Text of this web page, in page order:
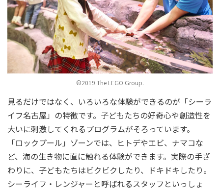
©2019 The LEGO Group.
見るだけではなく、いろいろな体験ができるのが「シーラ
イフ名古屋」の特徴です。子どもたちの好奇心や創造性を
大いに刺激してくれるプログラムがそろっています。
「ロックプール」ゾーンでは、ヒトデやエビ、ナマコな
ど、海の生き物に直に触れる体験ができます。実際の手ざ
わりに、子どもたちはビクビクしたり、ドキドキしたり。
シーライフ・レンジャーと呼ばれるスタッフといっしょ